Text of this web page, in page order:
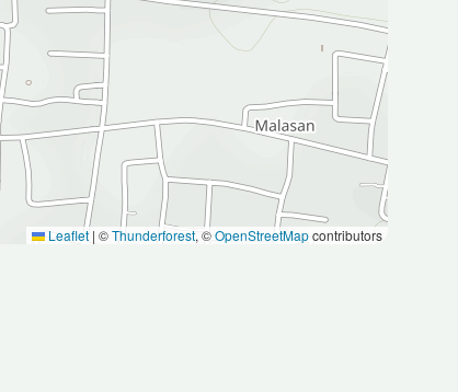
Leaflet | ©Thunderforest, ©OpenStreetMapcontributors